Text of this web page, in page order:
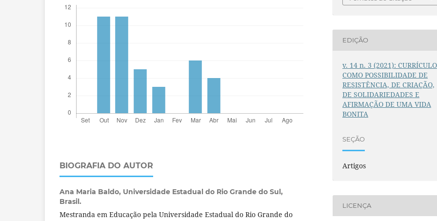
BIOGRAFIA DO AUTOR
Ana Maria Baldo, Universidade Estadual do Rio Grande do Sul,
Brasil.
Mestranda em Educação pela Universidade Estadual do Rio Grande do
EDIÇÃO
v. 14 n. 3 (2021): CURRÍCULO
COMO POSSIBILIDADE DE
RESISTÊNCIA, DE CRIAÇÃO,
DE SOLIDARIEDADES E
AFIRMAÇÃO DE UMA VIDA
BONITA
SEÇÃO
Artigos
LICENÇA